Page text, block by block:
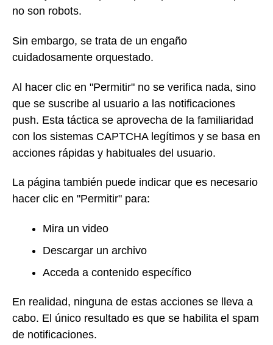
no son robots.
Sin embargo, se trata de un engaño
cuidadosamente orquestado.
Al hacer clic en "Permitir" no se verifica nada, sino
que se suscribe al usuario a las notificaciones
push. Esta táctica se aprovecha de la familiaridad
con los sistemas CAPTCHA legítimos y se basa en
acciones rápidas y habituales del usuario.
La página también puede indicar que es necesario
hacer clic en "Permitir" para:
Mira un video
Descargar un archivo
Acceda a contenido específico
En realidad, ninguna de estas acciones se lleva a
cabo. El único resultado es que se habilita el spam
de notificaciones.